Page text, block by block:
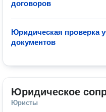
договоров
Юридическая проверка
документов
Юридическое
Юристы